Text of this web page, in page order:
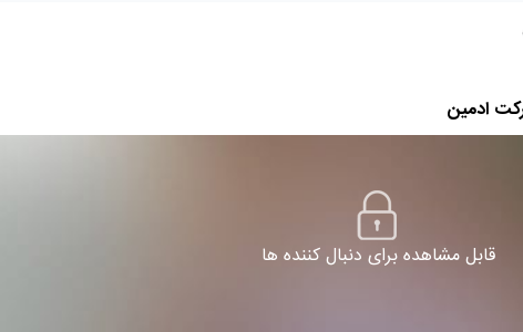
ادمین
قابل مشاهده برای دنبال کننده ها